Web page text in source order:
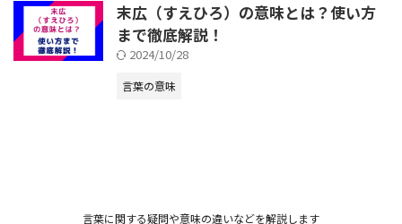
末広（すえひろ）の意味とは？使い方
まで徹底解説！
2024/10/28
言葉の意味
言葉に関する疑問や意味の違いなどを解説します